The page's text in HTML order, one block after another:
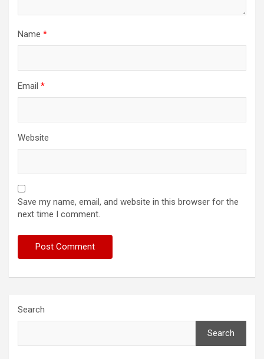
Name *
Email *
Website
Save my name, email, and website in this browser for the
next time I comment.
Search
Search